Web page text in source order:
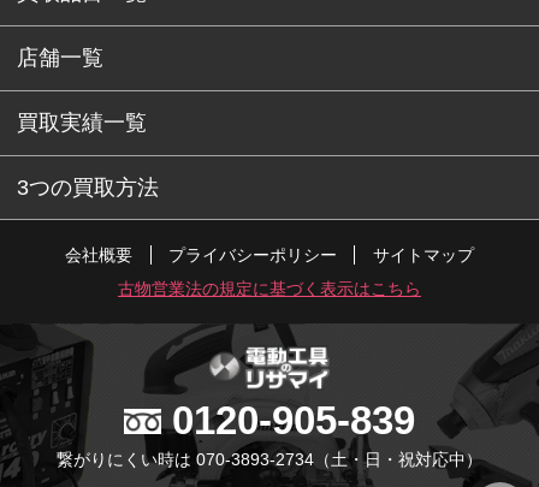
店舗一覧
買取実績一覧
3つの買取方法
会社概要 プライバシーポリシー
サイトマップ
古物営業法の規定に基づく表示はこちら
0120-905-839
繋がりにくい時は 070-3893-2734 （土・日・祝対応中）